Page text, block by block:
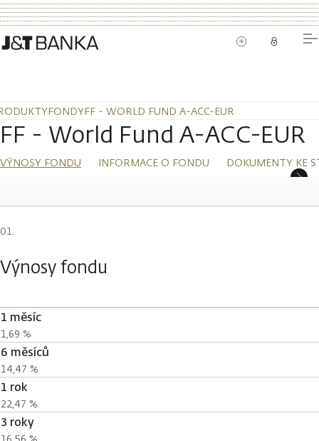
FONDYFF - WORLD FUND A-ACC-EUR
FF - World Fund A-ACC-EUR
VÝNOSY FONDU INFORMACE O FONDU DOKUMENTY KE
Výnosy fondu
1 měsíc
1,69 %
6 měsíců
14,47 %
1 rok
22,47 %
3 roky